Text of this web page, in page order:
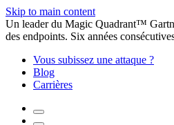
Skip to main content
Un leader du Magic Quadrant™
des endpoints. Six années
Vous subissez une attaque ?
Blog
Carrières